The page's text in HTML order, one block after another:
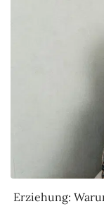
Erziehung: